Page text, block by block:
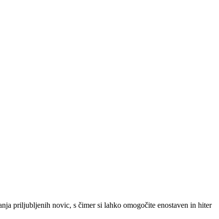
priljubljenih novic, s čimer si lahko omogočite enostaven in hiter